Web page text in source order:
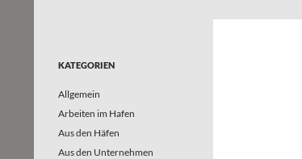
KATEGORIEN
Allgemein
Arbeiten im Hafen
Aus den Häfen
Aus den Unternehmen